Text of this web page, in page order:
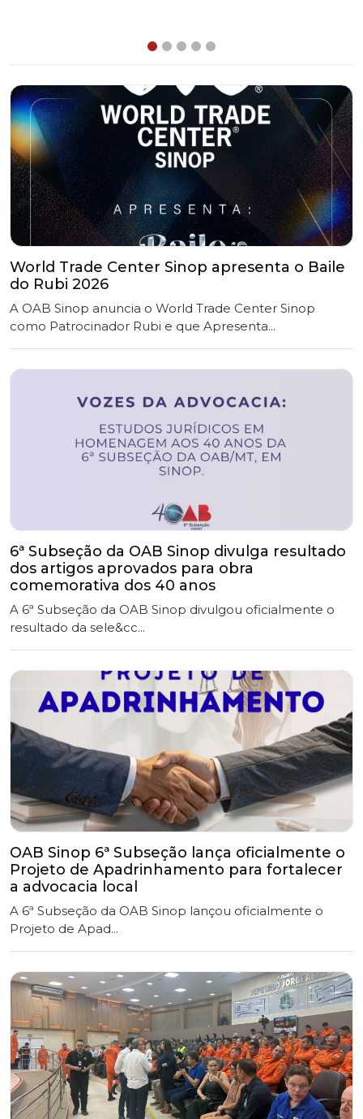
World Trade Center Sinop apresenta o Baile
do Rubi 2026
A OAB Sinop anuncia o World Trade Center Sinop
como Patrocinador Rubi e que Apresenta...
dos artigos aprovados para obra
comemorativa dos 40 anos
A 6ª Subseção da OAB Sinop divulgou oficialmente o
resultado da sele&cc...
OAB Sinop 6ª Subseção lança oficialmente o
Projeto de Apadrinhamento para fortalecer
a advocacia local
A 6ª Subseção da OAB Sinop lançou oficialmente o
Projeto de Apad...
OAB Sinop participa de Audiência Pública
sobre prevenção aos incêndios florestais.